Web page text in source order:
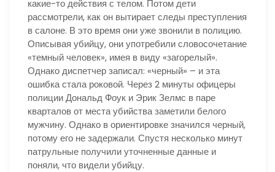
какие-то действия с телом. Потом дети
рассмотрели, как он вытирает следы преступления
в салоне. В это время они уже звонили в полицию.
Описывая убийцу, они употребили словосочетание
«темный человек», имея в виду «загорелый».
Однако диспетчер записал: «черный» – и эта
ошибка стала роковой. Через 2 минуты офицеры
полиции Дональд Фоук и Эрик Зелмс в паре
кварталов от места убийства заметили белого
мужчину. Однако в ориентировке значился черный,
потому его не задержали. Спустя несколько минут
патрульные получили уточненные данные и
поняли, что видели убийцу.